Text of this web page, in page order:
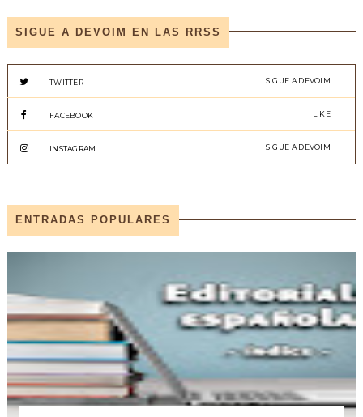
SIGUE A DEVOIM EN LAS RRSS
TWITTER SIGUE A DEVOIM
FACEBOOK LIKE
INSTAGRAM SIGUE A DEVOIM
ENTRADAS POPULARES